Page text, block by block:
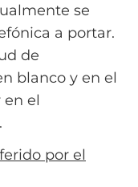
se
a portar.
de
blanco y en el
el
por el